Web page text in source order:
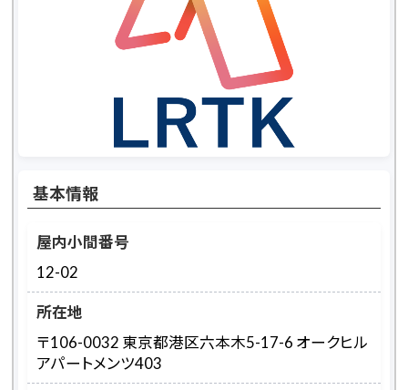
基本情報
屋内小間番号
12-02
所在地
〒106-0032 東京都港区六本木5-17-6 オークヒル
アパートメンツ403